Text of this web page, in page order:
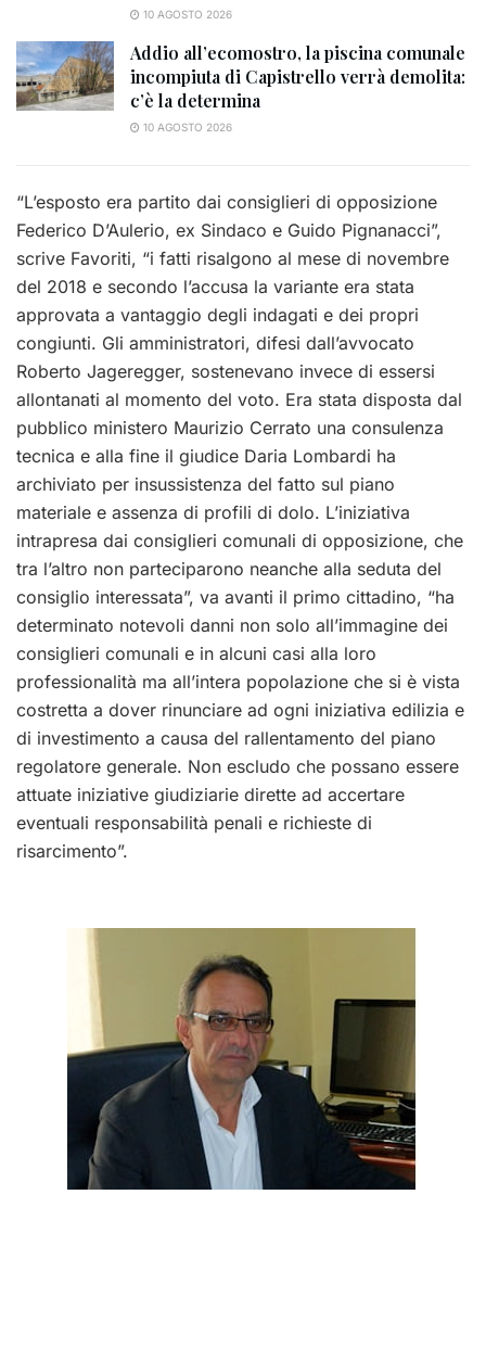
10 AGOSTO 2026
Addio all’ecomostro, la piscina comunale
incompiuta di Capistrello verrà demolita:
c’è la determina
10 AGOSTO 2026
“L’esposto era partito dai consiglieri di opposizione
Federico D’Aulerio, ex Sindaco e Guido Pignanacci”,
scrive Favoriti, “i fatti risalgono al mese di novembre
del 2018 e secondo l’accusa la variante era stata
approvata a vantaggio degli indagati e dei propri
congiunti. Gli amministratori, difesi dall’avvocato
Roberto Jageregger, sostenevano invece di essersi
allontanati al momento del voto. Era stata disposta dal
pubblico ministero Maurizio Cerrato una consulenza
tecnica e alla fine il giudice Daria Lombardi ha
archiviato per insussistenza del fatto sul piano
materiale e assenza di profili di dolo. L’iniziativa
intrapresa dai consiglieri comunali di opposizione, che
tra l’altro non parteciparono neanche alla seduta del
consiglio interessata”, va avanti il primo cittadino, “ha
determinato notevoli danni non solo all’immagine dei
consiglieri comunali e in alcuni casi alla loro
professionalità ma all’intera popolazione che si è vista
costretta a dover rinunciare ad ogni iniziativa edilizia e
di investimento a causa del rallentamento del piano
regolatore generale. Non escludo che possano essere
attuate iniziative giudiziarie dirette ad accertare
eventuali responsabilità penali e richieste di
risarcimento”.